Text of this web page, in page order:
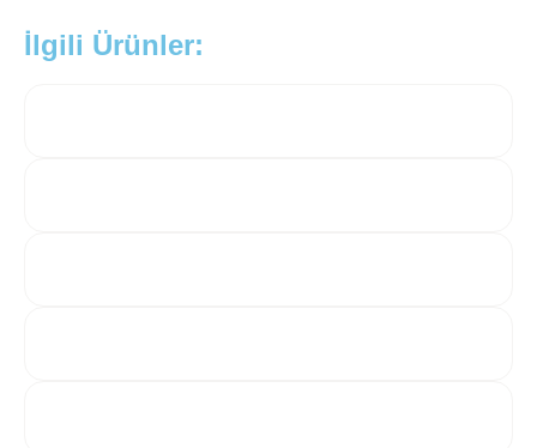
İlgili Ürünler: